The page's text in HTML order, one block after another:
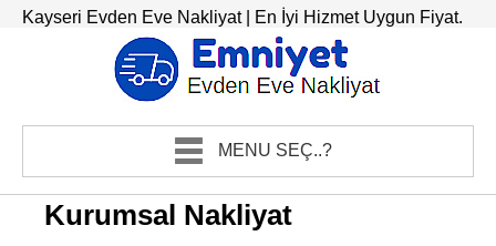
Kayseri Evden Eve Nakliyat | En İyi Hizmet Uygun Fiyat.
MENU SEÇ..?
Kurumsal Nakliyat